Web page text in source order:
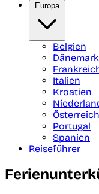
Europa
Belgien
Dänemark
Italien
Kroatien
Österreich
Portugal
Spanien
Reiseführer